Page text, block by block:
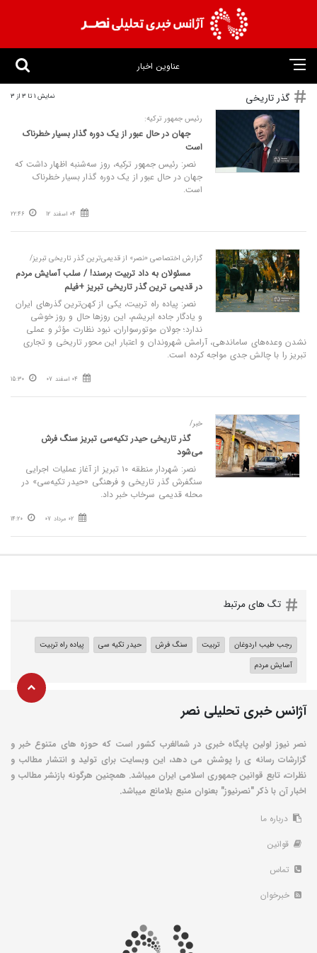
عناوین اخبار
گذر تاریخی نمایش 1 تا 3 از 3
رئیس جمهور ترکیه:
جهان در حال عبور از یک دوره گذار بسیار خطرناک
است
نصر: رئیس جمهور ترکیه، روز سه‌شنبه اظهار داشت که
جهان در حال عبور از یک دوره گذار بسیار خطرناک
است.
04 اسفند 12 22:46
گزارش اختصاصی «نصر» از قدیمی‌ترین گذر تاریخی تبریز/
مسئولان به داد تربیت برسند! / سلب آسایش مردم
در قدیمی‌ ترین گذر تاریخی تبریز +فیلم
نصر: پیاده‌ راه تربیت، یکی از کهن‌ترین گذرهای ایران
و یادگار جاده ابریشم، این روزها حال و روز خوشی
ندارد؛ جولان موتورسواران، نبود نظارت مؤثر و عملی
نشدن وعده‌های ساماندهی، آرامش شهروندان و اعتبار این محور تاریخی و تجاری
تبریز را با چالش جدی مواجه کرده است.
04 اسفند 07 15:30
خبر/
گذر تاریخی حیدر تکیه‌سی تبریز سنگ فرش
می‌شود
نصر: شهردار منطقه ۱۰ تبریز از آغاز عملیات اجرایی
سنگفرش گذر تاریخی و فرهنگی «حیدر تکیه‌سی» در
محله قدیمی سرخاب خبر داد.
02 مرداد 07 14:20
تگ های مرتبط
رجب طیب اردوغان تربیت سنگ فرش حیدر تکیه سی
پیاده راه تربیت
آسایش مردم
آژانس خبری تحلیلی نصر
نصر نیوز اولین پایگاه خبری در شمالغرب کشور است که حوزه های متنوع خبر و
گزارشات رسانه ی را پوشش می دهد، این وبسایت برای تولید و انتشار مطالب و
نظرات، تابع قوانین جمهوری اسلامی ایران میباشد. همچنین هرگونه بازنشر مطالب و
اخبار آن با ذکر "نصرنیوز" بعنوان منبع بلامانع میباشد.
درباره ما
قوانین
تماس
خبرخوان